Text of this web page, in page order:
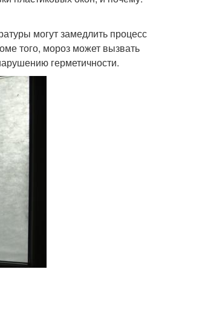
могут замедлить процесс
того, мороз может вызвать
герметичности.